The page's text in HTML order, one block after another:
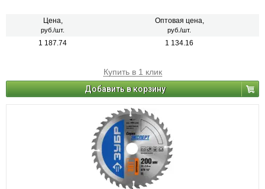
Цена,
руб./шт.
Оптовая цена,
руб./шт.
1 187.74 1 134.16
Купить в 1 клик
Добавить в корзину